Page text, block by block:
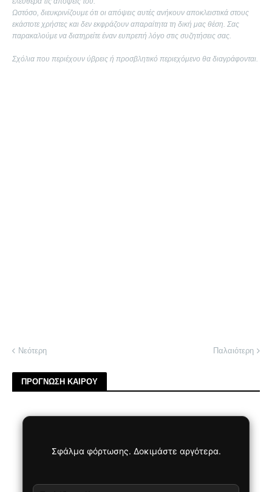
Ωστόσο, διευκρινίζουμε ότι οι απόψεις αυτές ανήκουν αποκλειστικά στους
εκάστοτε χρήστες και δεν εκφράζουν απαραίτητα τη δική μας θέση. Σας
παρακαλούμε να διατηρείτε έναν ευπρεπή λόγο στις συζητήσεις σας.
Σχόλια που περιέχουν ύβρεις ή προσβλητικό περιεχόμενο θα διαγράφονται.
Νεότερη Παλαιότερη
ΠΡΟΓΝΩΣΗ ΚΑΙΡΟΥ
Σφάλμα φόρτωσης. Δοκιμάστε αργότερα.